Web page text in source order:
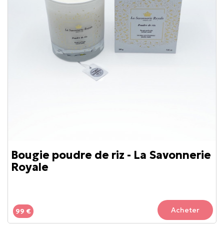
Bougie poudre de riz - La Savonnerie
Royale
99 € Acheter